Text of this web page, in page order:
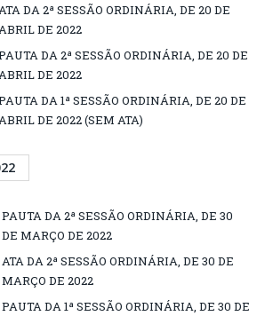
DA 2ª SESSÃO ORDINÁRIA, DE 20 DE
DE 2022
DA 2ª SESSÃO ORDINÁRIA, DE 20 DE
DE 2022
DA 1ª SESSÃO ORDINÁRIA, DE 20 DE
DE 2022 (SEM ATA)
PAUTA DA 2ª SESSÃO ORDINÁRIA, DE 30
DE MARÇO DE 2022
ATA DA 2ª SESSÃO ORDINÁRIA, DE 30 DE
MARÇO DE 2022
PAUTA DA 1ª SESSÃO ORDINÁRIA, DE 30 DE